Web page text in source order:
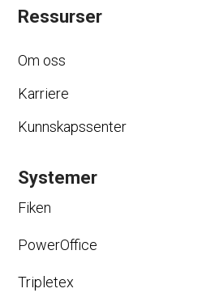
Ressurser
Om oss
Karriere
Kunnskapssenter
Systemer
Fiken
PowerOffice
Tripletex